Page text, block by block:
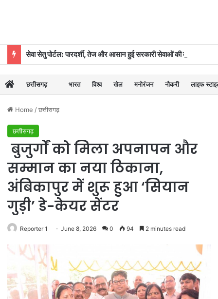
छत्तीसगढ़ भारत विश्व खेल मनोरंजन नौकरी लाइफ
Home /छत्तीसगढ़
छत्तीसगढ़
बुजुर्गों को मिला अपनापन और
सम्मान का नया ठिकाना,
अंबिकापुर में शुरू हुआ ‘सियान
गुड़ी’ डे-केयर सेंटर
Reporter 1 June 8, 2026 0 94 2 minutes read